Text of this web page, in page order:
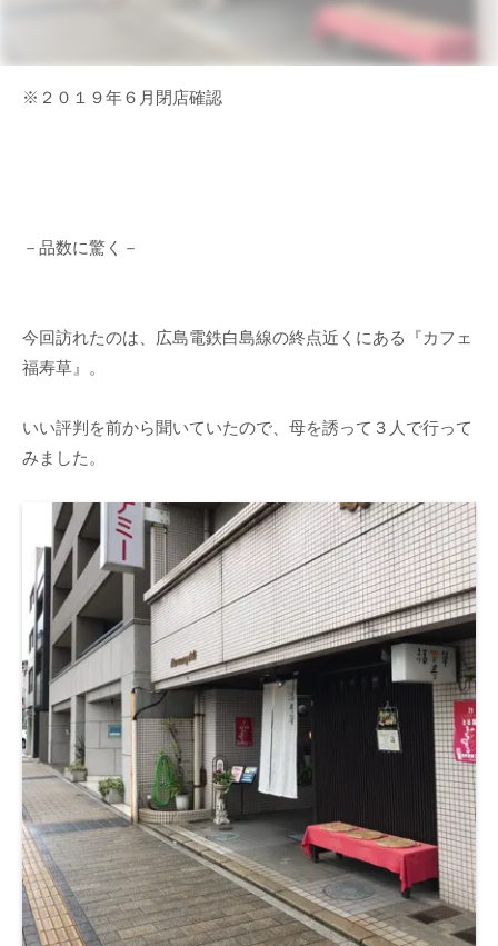
※２０１９年６月閉店確認
－品数に驚く－
今回訪れたのは、広島電鉄白島線の終点近くにある『カフェ
福寿草』。
いい評判を前から聞いていたので、母を誘って３人で行って
みました。